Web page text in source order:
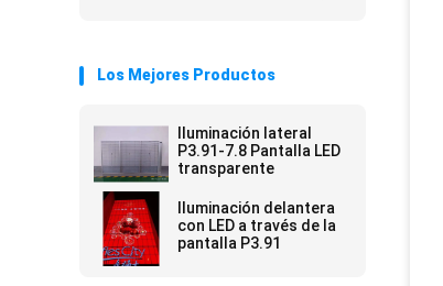
Los Mejores Productos
Iluminación lateral
P3.91-7.8 Pantalla LED
transparente
Iluminación delantera
con LED a través de la
pantalla P3.91